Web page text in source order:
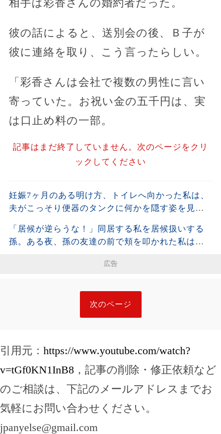
相手は彩香さんの婚約者だった。
彼の話によると、送別会の後、Ｂ子が
彼に連絡を取り、こう言ったらしい。
「彩香さんは会社で複数の男性に言い
寄っていた。お祝い金の五千円は、実
は口止め料の一部。
記事はまだ終了していません。次のページをクリ
ックしてください
妊娠7ヶ月のある明け方、トイレへ向かった私は、
夫がこっそり便器のタンクに何かを隠す姿を見て
は声も出せず凍りついた――
「居候が逆らうな！」同居する私を居候扱いする
孫。ある夜、孫の友達の前で頬を叩かれた私は静
広告
次のページ
引用元： https://www.youtube.com/watch?
v=tGf0KN1InB8 ，記事の削除・修正依頼など
のご相談は、下記のメールアドレスまでお
気軽にお問い合わせください。
jpanyelse@gmail.com